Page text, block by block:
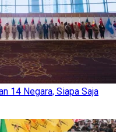
14 Negara, Siapa Saja